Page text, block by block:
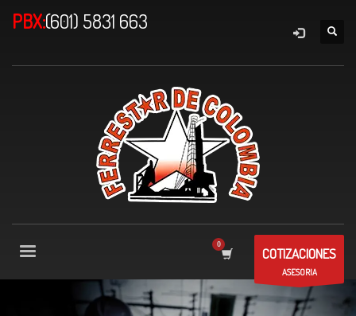
PBX:(601) 5831 663
COTIZACIONES
ASESORIA